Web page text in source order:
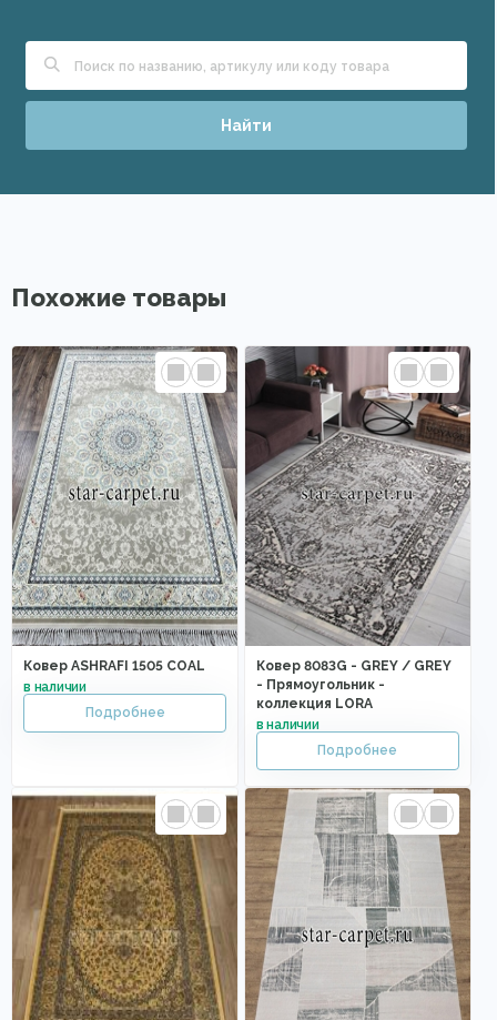
Найти
Похожие товары
Ковер ASHRAFI 1505 COAL
Ковер 8083G - GREY / GREY
- Прямоугольник -
коллекция LORA